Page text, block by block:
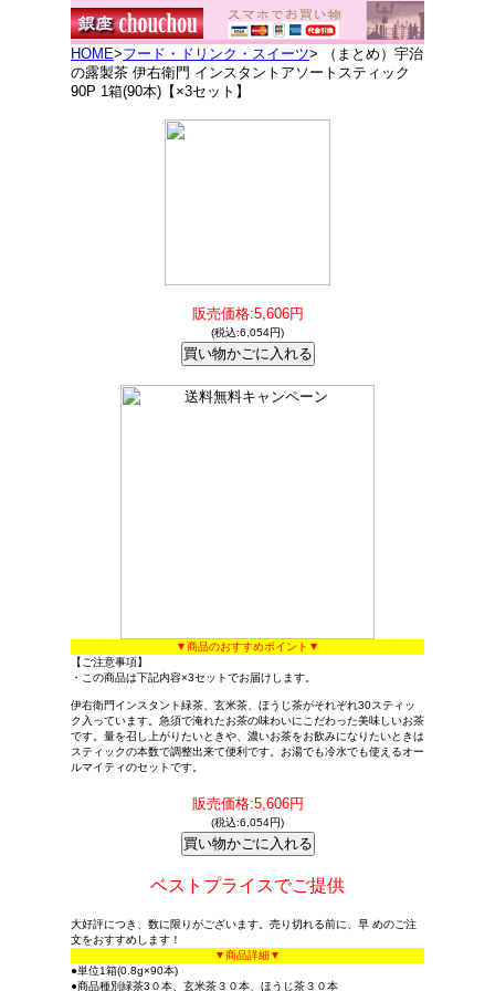
HOME>フード・ドリンク・スイーツ> （まとめ）宇治
の露製茶 伊右衛門 インスタントアソートスティック
90P 1箱(90本)【×3セット】
販売価格:5,606円
(税込:6,054円)
▼商品のおすすめポイント▼
【ご注意事項】
・この商品は下記内容×3セットでお届けします。
伊右衛門インスタント緑茶、玄米茶、ほうじ茶がそれぞれ30スティッ
ク入っています。急須で淹れたお茶の味わいにこだわった美味しいお茶
です。量を召し上がりたいときや、濃いお茶をお飲みになりたいときは
スティックの本数で調整出来て便利です。お湯でも冷水でも使えるオー
ルマイティのセットです。
販売価格:5,606円
(税込:6,054円)
ベストプライスでご提供
大好評につき、数に限りがございます。売り切れる前に、早 めのご注
文をおすすめします！
▼商品詳細▼
●単位1箱(0.8g×90本)
●商品種別緑茶3０本、玄米茶３０本、ほうじ茶３０本